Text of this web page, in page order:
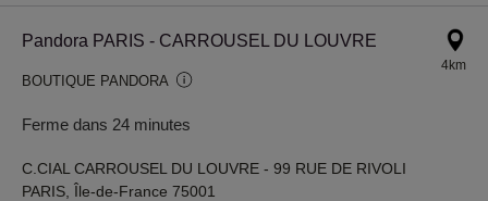
Pandora PARIS - CARROUSEL DU LOUVRE
BOUTIQUE PANDORA
Ferme dans 24 minutes
4km
C.CIAL CARROUSEL DU LOUVRE - 99 RUE DE RIVOLI
PARIS, Île-de-France 75001